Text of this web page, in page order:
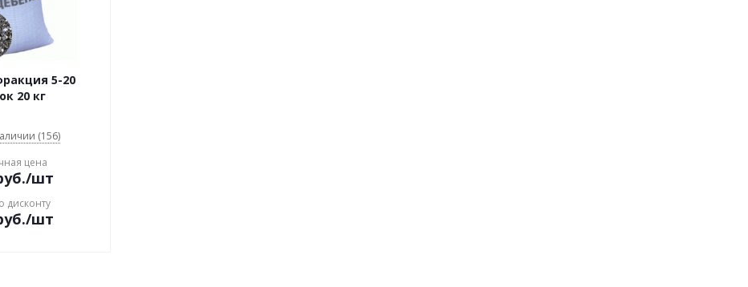
5-20
20 кг
(156)
цена
/шт
дисконту
/шт